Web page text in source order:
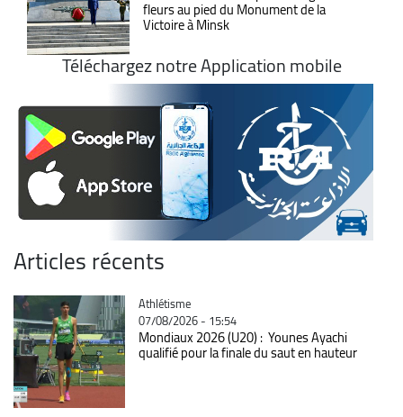
fleurs au pied du Monument de la
Victoire à Minsk
Téléchargez notre Application mobile
Articles récents
Catégorie
Athlétisme
07/08/2026 - 15:54
Mondiaux 2026 (U20) : Younes Ayachi
qualifié pour la finale du saut en hauteur